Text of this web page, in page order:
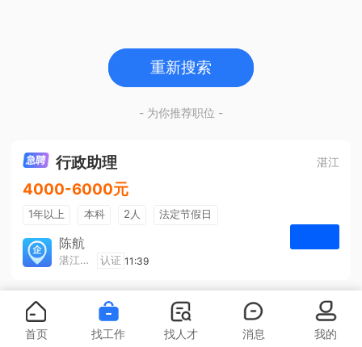
重新搜索
- 为你推荐职位 -
行政助理 湛江
4000-6000元
1年以上 本科 2人
法定节假日
包吃住
五险一金
陈航
湛江旅游集散中心有限公司 认证 11:39
首页 找工作 找人才 消息 我的